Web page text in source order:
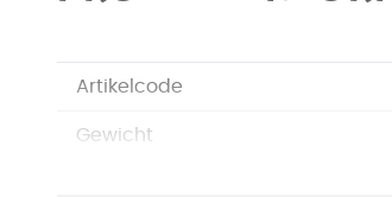
Artikelcode
Gewicht